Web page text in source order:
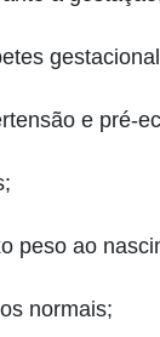
e pré-
peso ao
normais;